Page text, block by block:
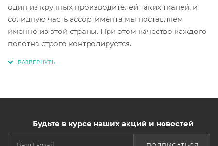
один из крупных производителей таких тканей, и
солидную часть ассортимента мы поставляем
именно из этой страны. При этом качество каждого
полотна строго контролируется.
Будьте в курсе наших акций и новостей